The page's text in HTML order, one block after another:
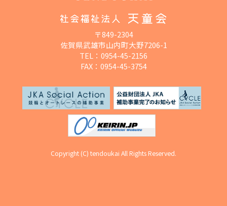
〒849-2304
佐賀県武雄市山内町大野7206-1
TEL： 0954-45-2156
FAX：0954-45-3754
Copyright (C) tendoukai All Rights Reserved.